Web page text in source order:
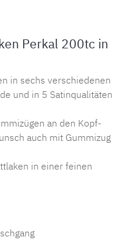
Perkal 200tc in
in sechs verschiedenen
und in 5 Satinqualitäten
an den Kopf-
auch mit Gummizug
in einer feinen